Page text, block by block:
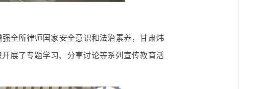
全所律师国家安全意识和法治素养，甘肃炜
展了专题学习、分享讨论等系列宣传教育活